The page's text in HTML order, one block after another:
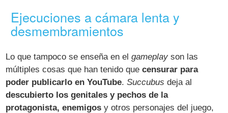
Ejecuciones a cámara lenta y
desmembramientos
Lo que tampoco se enseña en elgameplay son las
múltiples cosas que han tenido quecensurar para
poder publicarlo en YouTube.Succubus deja al
descubierto los genitales y pechos de la
protagonista, enemigos y otros personajes del juego,